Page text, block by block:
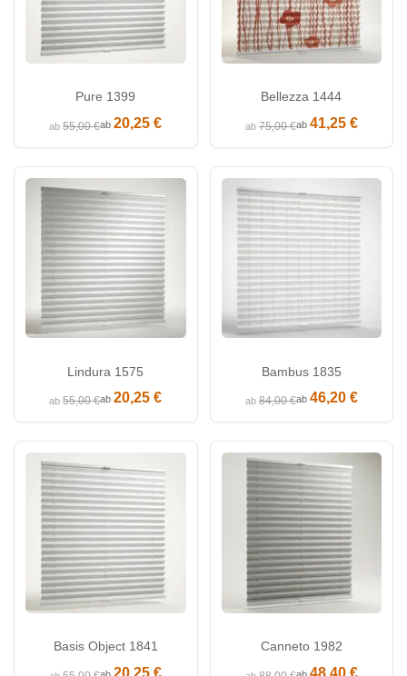
Pure 1399
ab55,00 €ab20,25 €
Bellezza 1444
ab75,00 €ab 41,25 €
Lindura 1575
ab55,00 €ab20,25 €
Bambus 1835
ab84,00 €ab 46,20 €
Basis Object 1841
20,25 €
Canneto 1982
48,40 €